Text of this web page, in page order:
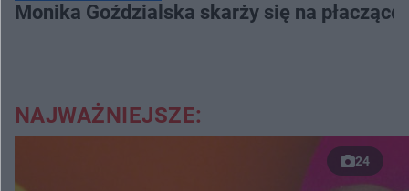
Monika Goździalska skarży się na
NAJWAŻNIEJSZE:
24